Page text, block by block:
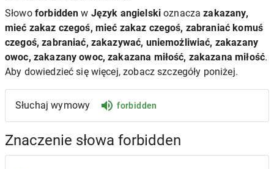
Słowo forbidden w Język angielskioznaczazakazany,
mieć zakaz czegoś, mieć zakaz czegoś, zabraniać komuś
czegoś, zabraniać, zakazywać, uniemożliwiać, zakazany
owoc, zakazany owoc, zakazana miłość, zakazana miłość.
Aby dowiedzieć się więcej, zobacz szczegóły poniżej.
Słuchaj wymowy forbidden
Znaczenie słowa forbidden